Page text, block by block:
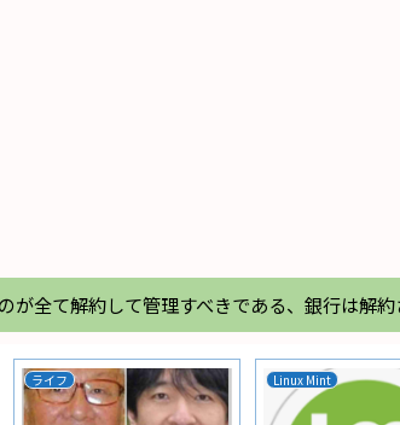
全て解約して管理すべきである、銀行は解約
ライフ Linux Mint